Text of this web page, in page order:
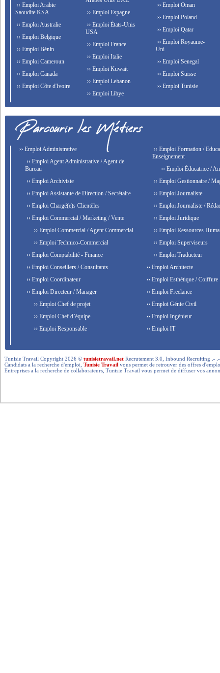
›› Emploi Arabie
Saoudite KSA
›› Emploi Australie
›› Emploi Belgique
›› Emploi Bénin
›› Emploi Cameroun
›› Emploi Canada
›› Emploi Côte d'Ivoire
›› Emploi Espagne
›› Emploi États-Unis
USA
›› Emploi France
›› Emploi Italie
›› Emploi Kuwait
›› Emploi Lebanon
›› Emploi Libye
›› Emploi Oman
›› Emploi Poland
›› Emploi Qatar
›› Emploi Royaume-
Uni
›› Emploi Senegal
›› Emploi Suisse
›› Emploi Tunisie
›› Emploi Administrative
›› Emploi Agent Administrative / Agent de
Bureau
›› Emploi Archiviste
›› Emploi Assistante de Direction / Secrétaire
›› Emploi Chargé(e)s Clientèles
›› Emploi Commercial / Marketing / Vente
›› Emploi Commercial / Agent Commercial
›› Emploi Technico-Commercial
›› Emploi Comptabilité - Finance
›› Emploi Conseillers / Consultants
›› Emploi Coordinateur
›› Emploi Directeur / Manager
›› Emploi Chef de projet
›› Emploi Chef d’équipe
›› Emploi Responsable
›› Emploi Formation /
Enseignement
›› Emploi Éducatrice /
›› Emploi Gestionnaire /
›› Emploi Journaliste
›› Emploi Journaliste /
›› Emploi Juridique
›› Emploi Ressources
›› Emploi Superviseurs
›› Emploi Traducteur
›› Emploi Architecte
›› Emploi Esthétique / Coiffure
›› Emploi Freelance
›› Emploi Génie Civil
›› Emploi Ingénieur
›› Emploi IT
Tunisie Travail Copyright 2026 ©tunisietravail.net Recrutement 3.0, Inbound Recruiting .-
Candidats a la recherche d'emploi,Tunisie Travail vous permet de retrouver des offres
Entreprises a la recherche de collaborateurs, Tunisie Travail vous permet de diffuser vos